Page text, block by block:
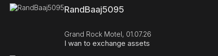
RandBaaj5095
Grand Rock Motel, 01.07.26
I wan to exchange assets